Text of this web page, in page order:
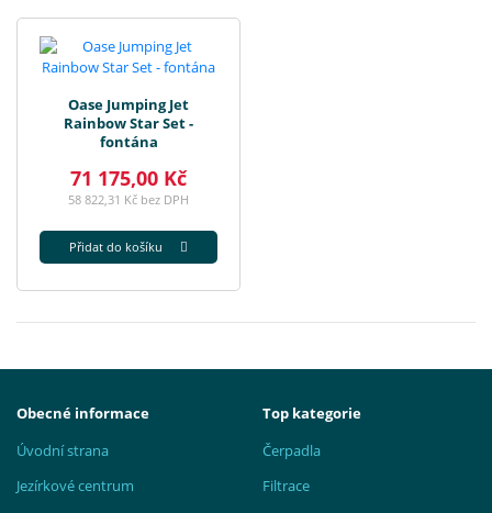
Oase Jumping Jet
Rainbow Star Set -
fontána
71 175,00 Kč
58 822,31 Kč bez DPH
Přidat do košíku
Obecné informace
Úvodní strana
Jezírkové centrum
Top kategorie
Čerpadla
Filtrace